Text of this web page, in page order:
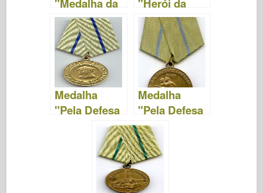
"Medalha da
Frente
Oriental"
"Herói da
União
Soviética"
Medalha
"Pela Defesa
Sebastopol"
Medalha
"Pela Defesa
de Odessa"